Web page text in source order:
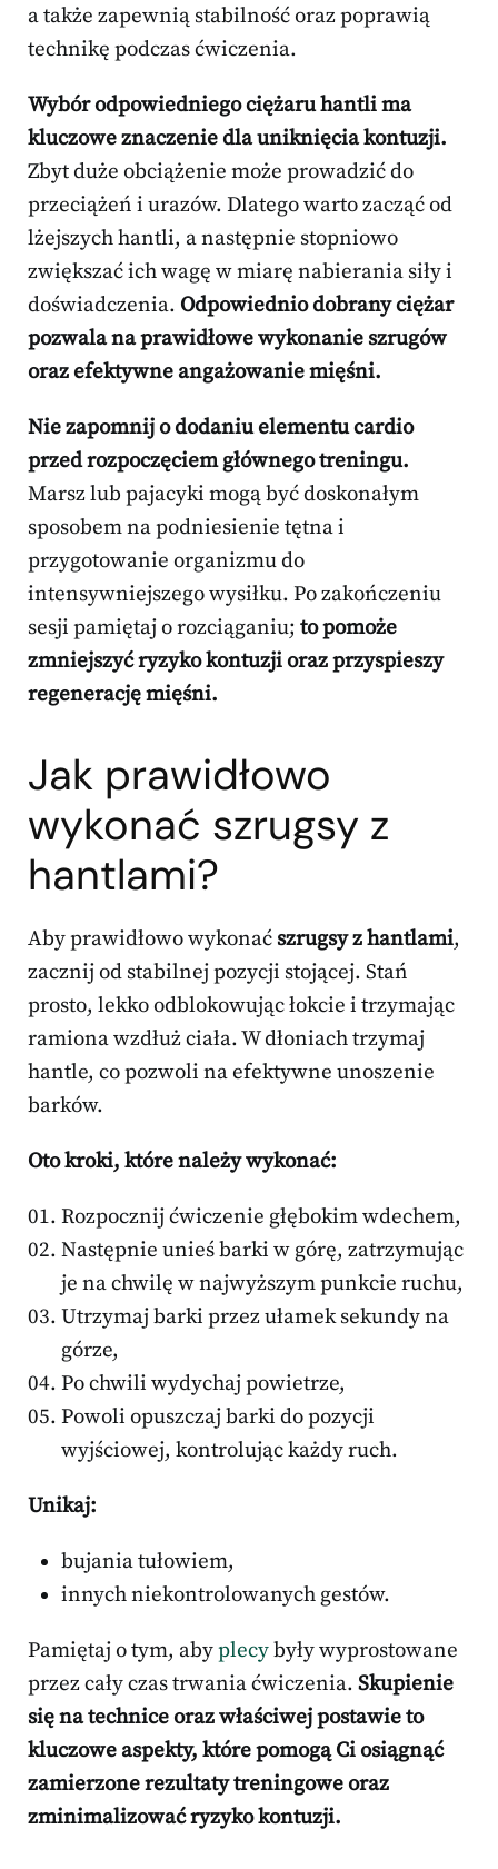
a także zapewnią stabilność oraz poprawią
technikę podczas ćwiczenia.
Wybór odpowiedniego ciężaru hantli ma
kluczowe znaczenie dla uniknięcia kontuzji.
Zbyt duże obciążenie może prowadzić do
przeciążeń i urazów. Dlatego warto zacząć od
lżejszych hantli, a następnie stopniowo
zwiększać ich wagę w miarę nabierania siły i
doświadczenia. Odpowiednio dobrany ciężar
pozwala na prawidłowe wykonanie szrugów
oraz efektywne angażowanie mięśni.
Nie zapomnij o dodaniu elementu cardio
przed rozpoczęciem głównego treningu.
Marsz lub pajacyki mogą być doskonałym
sposobem na podniesienie tętna i
przygotowanie organizmu do
intensywniejszego wysiłku. Po zakończeniu
sesji pamiętaj o rozciąganiu; to pomoże
zmniejszyć ryzyko kontuzji oraz przyspieszy
regenerację mięśni.
Jak prawidłowo
wykonać szrugsy z
hantlami?
Aby prawidłowo wykonać szrugsy z hantlami,
zacznij od stabilnej pozycji stojącej. Stań
prosto, lekko odblokowując łokcie i trzymając
ramiona wzdłuż ciała. W dłoniach trzymaj
hantle, co pozwoli na efektywne unoszenie
barków.
Oto kroki, które należy wykonać:
Rozpocznij ćwiczenie głębokim wdechem,
Następnie unieś barki w górę, zatrzymując
je na chwilę w najwyższym punkcie ruchu,
Utrzymaj barki przez ułamek sekundy na
górze,
Po chwili wydychaj powietrze,
Powoli opuszczaj barki do pozycji
wyjściowej, kontrolując każdy ruch.
Unikaj:
bujania tułowiem,
innych niekontrolowanych gestów.
Pamiętaj o tym, abyplecybyły wyprostowane
przez cały czas trwania ćwiczenia. Skupienie
się na technice oraz właściwej postawie to
kluczowe aspekty, które pomogą Ci osiągnąć
zamierzone rezultaty treningowe oraz
zminimalizować ryzyko kontuzji.